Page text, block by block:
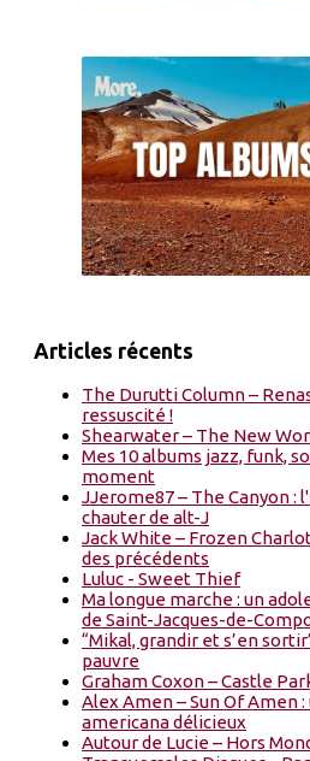
Articles récents
The Durutti Column –
ressuscité !
Shearwater – The New
Mes 10 albums jazz, funk,
moment
JJerome87 – The Canyon :
chauter de alt-J
Jack White – Frozen
des précédents
Luluc - Sweet Thief
Ma longue marche : un
de Saint-Jacques-de-
“Mikal, grandir et s’en
pauvre
Graham Coxon – Castle
Alex Amen – Sun Of Amen
americana délicieux
Autour de Lucie – Hors